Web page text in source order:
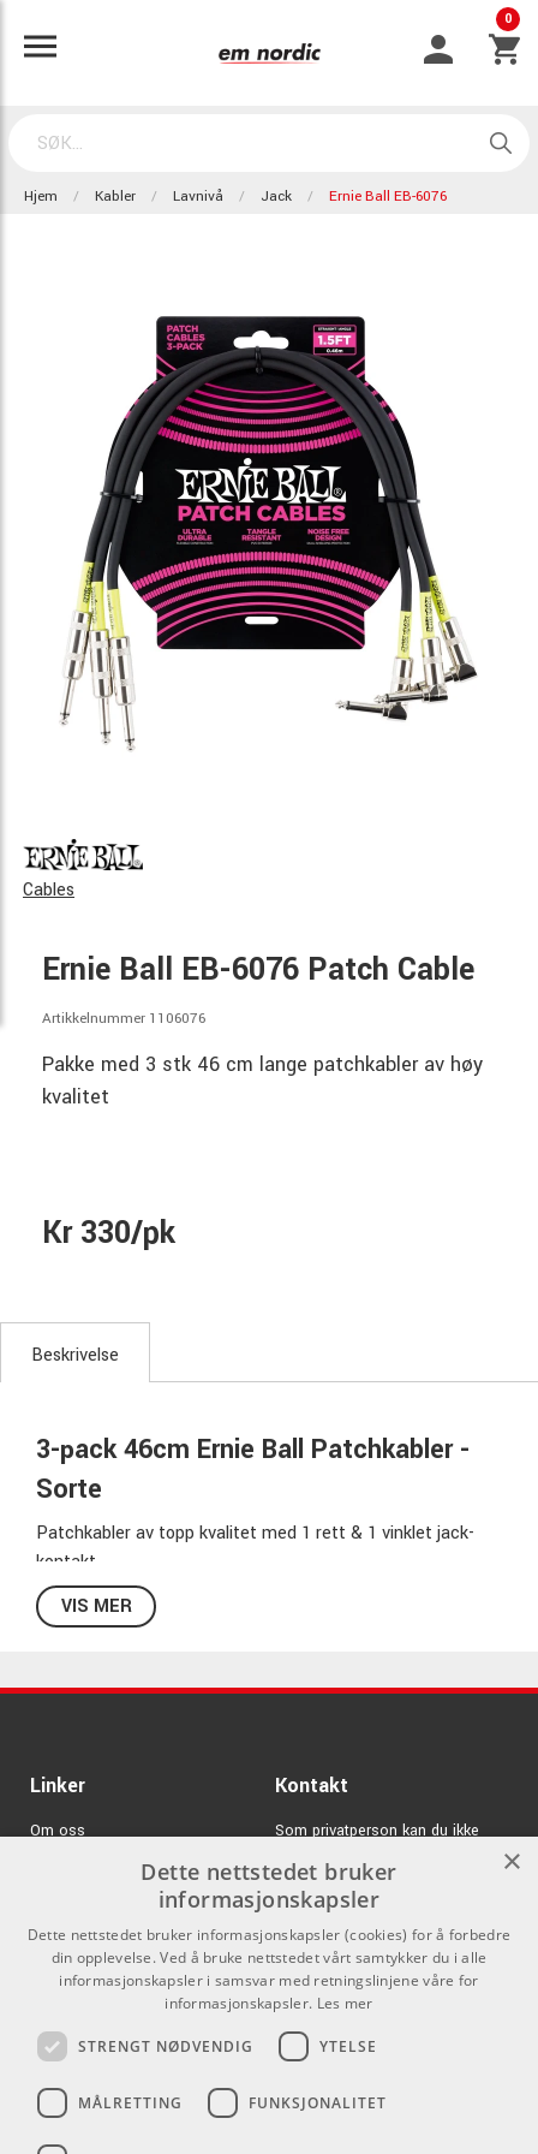
0
Hjem Kabler Lavnivå Jack Ernie Ball EB-6076
Cables
Ernie Ball EB-6076 Patch Cable
Artikkelnummer 1106076
Pakke med 3 stk 46 cm lange patchkabler av høy
kvalitet
Kr 330/pk
Beskrivelse
3-pack 46cm Ernie Ball Patchkabler -
Sorte
Patchkabler av topp kvalitet med 1 rett & 1 vinklet jack-
kontakt.
Pris for en 3-pakning.
Kontakter: 1 rett & 1 vinklet 6,3 mm jack
Modellbetegnelse
Flere lag med isolasjon
Flott kvalitet
Fantastisk signalgjengivelse
VIS MER
Linker
Om oss
GDPR & Cookies
Kontakt
Som privatperson kan du ikke
kjøpe på denne nettsiden, alt salg
skjer gjennom våre forhandlere.
info@emnordic.no
×
Dette nettstedet bruker
informasjonskapsler
Dette nettstedet bruker informasjonskapsler (cookies) for å forbedre
din opplevelse. Ved å bruke nettstedet vårt samtykker du i alle
informasjonskapsler i samsvar med retningslinjene våre for
informasjonskapsler. Les mer
STRENGT NØDVENDIG YTELSE
MÅLRETTING FUNKSJONALITET